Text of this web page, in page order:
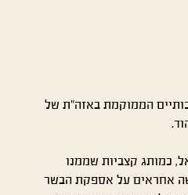
הממוקמת באזה״ת של
כמותג קצביות שממנו
אחראים על אספקת הבשר